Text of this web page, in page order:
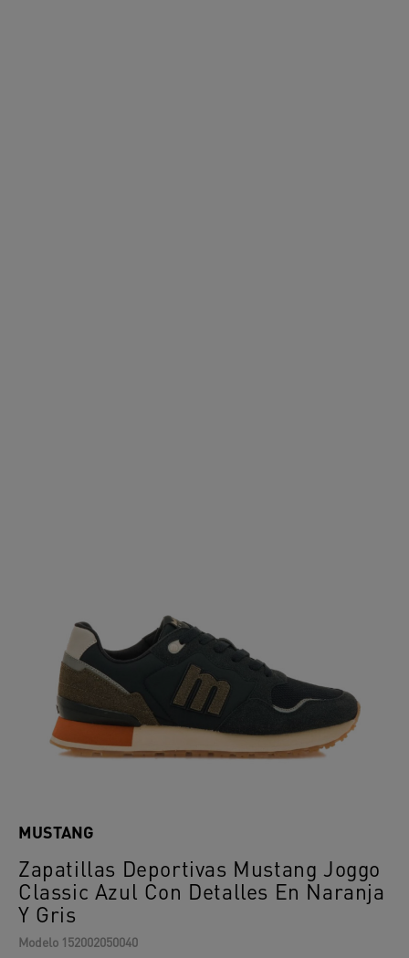
Zapatillas Deportivas Mustang Joggo
Classic Azul Con Detalles En Naranja
Y Gris
MUSTANG
Modelo 152002050040